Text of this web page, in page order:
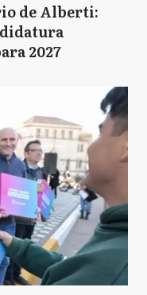
de Alberti:
2027